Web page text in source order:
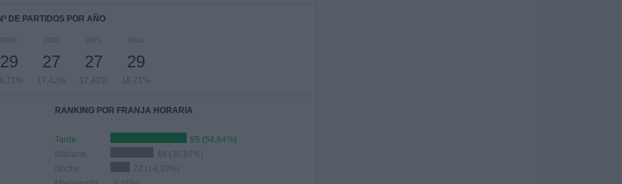
DE PARTIDOS POR AÑO
2024
29
2023
27
17,42%
2022
27
17,42%
2021
29
18,71%
RANKING POR FRANJA HORARIA
Tarde
85 (54,84%)
Mañana
48 (30,97%)
Noche
22 (14,19%)